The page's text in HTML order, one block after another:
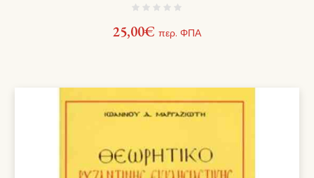
25,00€ περ. ΦΠΑ